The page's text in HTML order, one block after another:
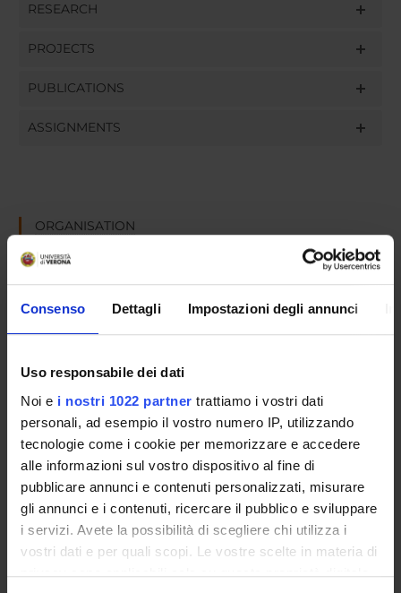
Consenso Dettagli Impostazioni degli annunci
Uso responsabile dei dati
Noi e i nostri 1022 partner trattiamo i vostri dati
personali, ad esempio il vostro numero IP, utilizzando
tecnologie come i cookie per memorizzare e accedere
alle informazioni sul vostro dispositivo al fine di
pubblicare annunci e contenuti personalizzati, misurare
gli annunci e i contenuti, ricercare il pubblico e sviluppare
i servizi. Avete la possibilità di scegliere chi utilizza i
vostri dati e per quali scopi. Le vostre scelte in materia di
privacy sono applicabili solo su questa proprietà digitale
RESEARCH
PROJECTS
PUBLICATIONS
ASSIGNMENTS
ORGANISATION
GOVERNANCE
COMMITTEES
STUDENT ADMINISTRATION OFFICES
DEPARTMENT FACILITIES
RESEARCH LABORATORIES
RESEARCH CENTRES
LIBRARIES